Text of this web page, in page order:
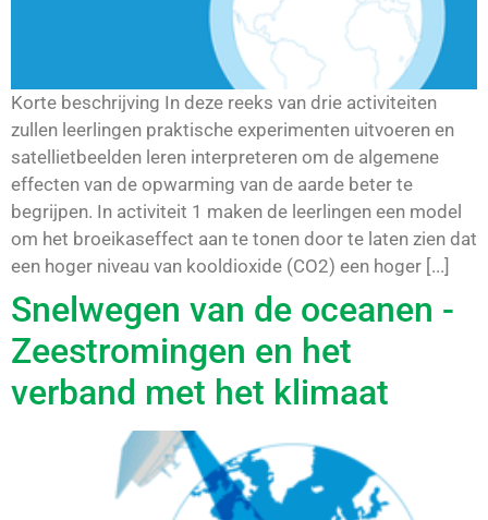
Korte beschrijving In deze reeks van drie activiteiten
zullen leerlingen praktische experimenten uitvoeren en
satellietbeelden leren interpreteren om de algemene
effecten van de opwarming van de aarde beter te
begrijpen. In activiteit 1 maken de leerlingen een model
om het broeikaseffect aan te tonen door te laten zien dat
een hoger niveau van kooldioxide (CO2) een hoger [...]
Snelwegen van de oceanen -
Zeestromingen en het
verband met het klimaat